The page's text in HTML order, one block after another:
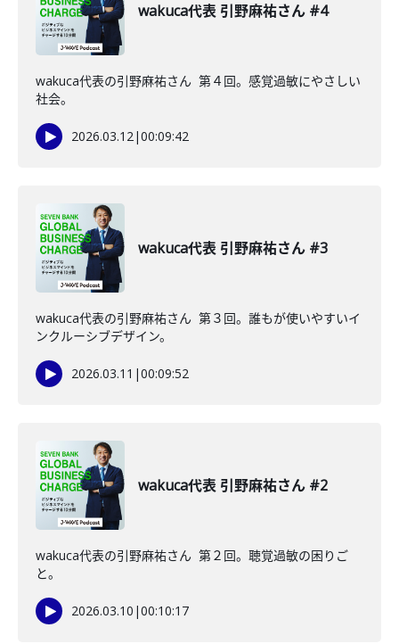
wakuca代表 引野麻祐さん #4
wakuca代表の引野麻祐さん 第４回。感覚過敏にやさしい
社会。
2026.03.12|00:09:42
wakuca代表 引野麻祐さん #3
wakuca代表の引野麻祐さん 第３回。誰もが使いやすいイ
ンクルーシブデザイン。
2026.03.11 |00:09:52
wakuca代表 引野麻祐さん #2
wakuca代表の引野麻祐さん 第２回。聴覚過敏の困りご
と。
2026.03.10 |00:10:17